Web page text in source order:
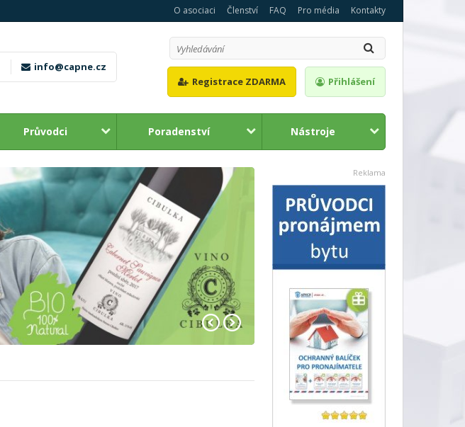
O asociaci Členství FAQ Pro média Kontakty
info@capne.cz
Registrace ZDARMA
Přihlášení
Průvodci Poradenství Nástroje
Reklama
1 2